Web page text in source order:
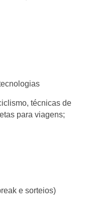
técnicas de
para viagens;
e sorteios)